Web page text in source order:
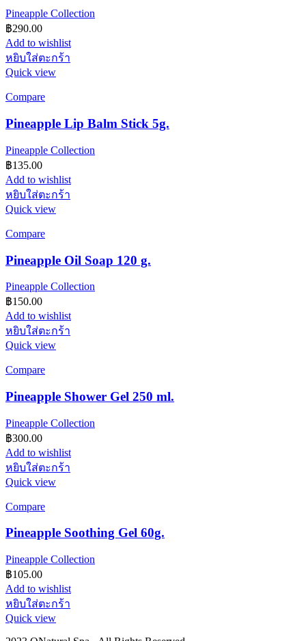
Pineapple Collection
฿290.00
Add to wishlist
หยิบใส่ตะกร้า
Quick view
Compare
Pineapple Lip Balm Stick 5g.
Pineapple Collection
฿135.00
Add to wishlist
หยิบใส่ตะกร้า
Quick view
Compare
Pineapple Oil Soap 120 g.
Pineapple Collection
฿150.00
Add to wishlist
หยิบใส่ตะกร้า
Quick view
Compare
Pineapple Shower Gel 250 ml.
Pineapple Collection
฿300.00
Add to wishlist
หยิบใส่ตะกร้า
Quick view
Compare
Pineapple Soothing Gel 60g.
Pineapple Collection
฿105.00
Add to wishlist
หยิบใส่ตะกร้า
Quick view